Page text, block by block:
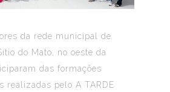
da rede municipal de
do Mato, no oeste da
das formações
realizadas pelo A TARDE